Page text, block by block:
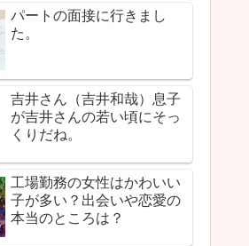
パートの面接に行きまし
た。
吉井さん（吉井和哉）息子
が吉井さんの若い頃にそっ
くりだね。
工場勤務の女性はかわいい
子が多い？出会いや恋愛の
本当のところは？